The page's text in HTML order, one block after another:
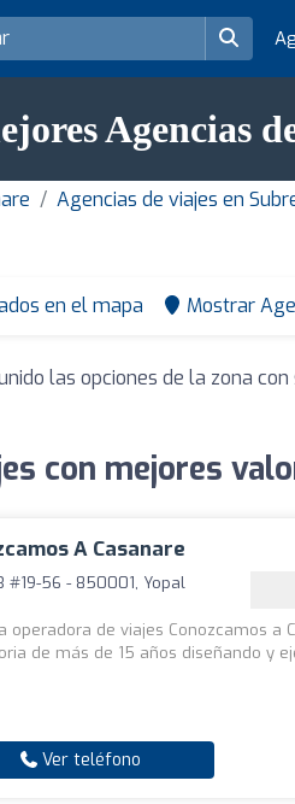
Agencias
Agencias de viajes en
en el mapa Mostrar
las opciones de la zona
con mejores
A Casanare
#19-56 - 850001, Yopal
operadora de viajes Conozcamos a
de más de 15 años diseñando y
Ver teléfono